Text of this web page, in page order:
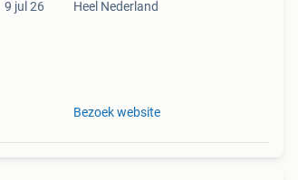
9 jul 26 Heel Nederland
Bezoek website